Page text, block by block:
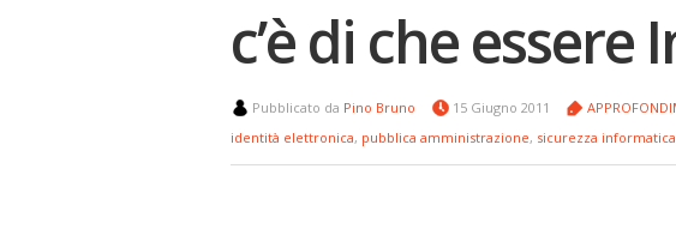
c’è di che essere
Pubblicato da Pino Bruno 15 Giugno 2011
identità elettronica, pubblica amministrazione, sicurezza informatica